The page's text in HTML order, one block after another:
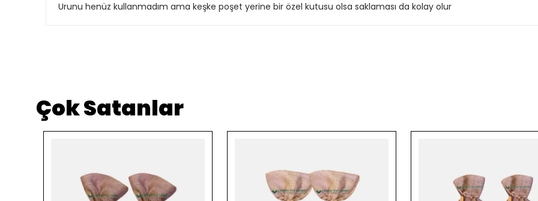
Urunu henüz kullanmadım ama keşke poşet yerine bir özel kutusu olsa saklaması da kolay olur
Çok Satanlar